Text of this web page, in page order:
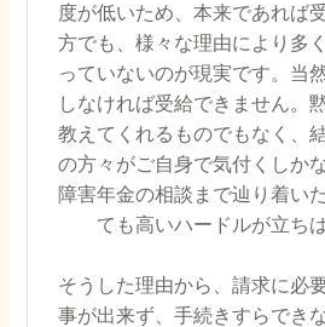
度が低いため、本来であれば
方でも、様々な理由により多
っていないのが現実です。当
しなければ受給できません。
教えてくれるものでもなく、
の方々がご自身で気付くしか
障害年金の相談まで辿り着い
ても高いハードルが立ち
そうした理由から、請求に必
事が出来ず、手続きすらでき